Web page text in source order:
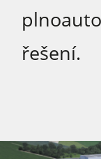
řešení.